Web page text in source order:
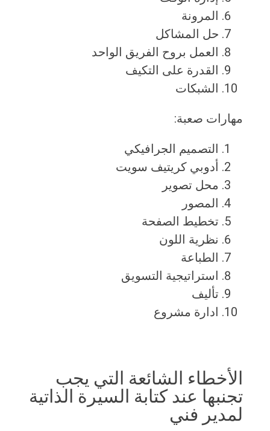
المرونة
حل المشاكل
العمل بروح الفريق الواحد
القدرة على التكيف
الشبكات
مهارات صعبة:
التصميم الجرافيكي
أدوبي كريتيف سويت
محل تصوير
المصور
تخطيط الصفحة
نظرية اللون
الطباعة
استراتيجية التسويق
تأليف
ادارة مشروع
الأخطاء الشائعة التي يجب
تجنبها عند كتابة السيرة الذاتية
لمدير فني